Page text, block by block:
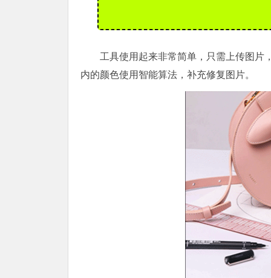
工具使用起来非常简单，只需上传图片
内的颜色使用智能算法，补充修复图片。